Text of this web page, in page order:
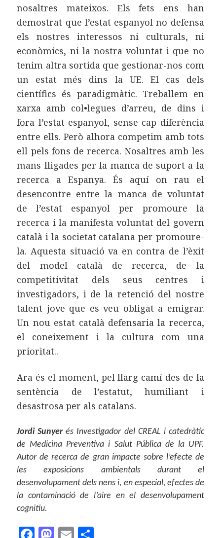
nosaltres mateixos. Els fets ens han
demostrat que l’estat espanyol no defensa
els nostres interessos ni culturals, ni
econòmics, ni la nostra voluntat i que no
tenim altra sortida que gestionar-nos com
un estat més dins la UE. El cas dels
científics és paradigmàtic. Treballem en
xarxa amb col•legues d’arreu, de dins i
fora l’estat espanyol, sense cap diferència
entre ells. Però alhora competim amb tots
ell pels fons de recerca. Nosaltres amb les
mans lligades per la manca de suport a la
recerca a Espanya. És aquí on rau el
desencontre entre la manca de voluntat
de l’estat espanyol per promoure la
recerca i la manifesta voluntat del govern
català i la societat catalana per promoure-
la. Aquesta situació va en contra de l’èxit
del model català de recerca, de la
competitivitat dels seus centres i
investigadors, i de la retenció del nostre
talent jove que es veu obligat a emigrar.
Un nou estat català defensaria la recerca,
el coneixement i la cultura com una
prioritat..
Ara és el moment, pel llarg camí des de la
sentència de l’estatut, humiliant i
desastrosa per als catalans.
Jordi Sunyerés Investigador del CREAL i catedràtic
de Medicina Preventiva i Salut Pública de la UPF.
Autor de recerca de gran impacte sobre l’efecte de
les exposicions ambientals durant el
desenvolupament dels nens i, en especial, efectes de
la contaminació de l’aire en el desenvolupament
cognitiu.